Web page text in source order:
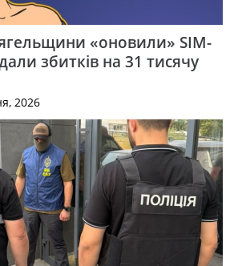
«оновили» SIM-
збитків на 31 тисячу
2026